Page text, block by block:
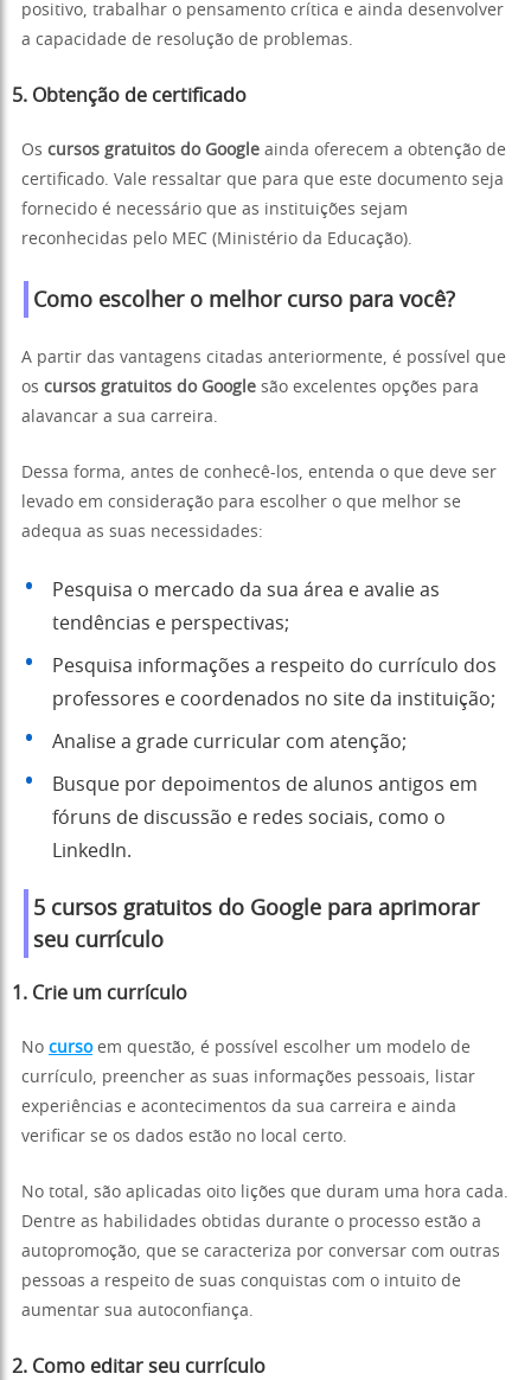
positivo, trabalhar o pensamento crítica e ainda desenvolver
a capacidade de resolução de problemas.
5. Obtenção de certificado
Os cursos gratuitos do Google ainda oferecem a obtenção de
certificado. Vale ressaltar que para que este documento seja
fornecido é necessário que as instituições sejam
reconhecidas pelo MEC (Ministério da Educação).
Como escolher o melhor curso para você?
A partir das vantagens citadas anteriormente, é possível que
os cursos gratuitos do Google são excelentes opções para
alavancar a sua carreira.
Dessa forma, antes de conhecê-los, entenda o que deve ser
levado em consideração para escolher o que melhor se
adequa as suas necessidades:
Pesquisa o mercado da sua área e avalie as
tendências e perspectivas;
Pesquisa informações a respeito do currículo dos
professores e coordenados no site da instituição;
Analise a grade curricular com atenção;
Busque por depoimentos de alunos antigos em
fóruns de discussão e redes sociais, como o
LinkedIn.
5 cursos gratuitos do Google para aprimorar
seu currículo
1. Crie um currículo
No cursoem questão, é possível escolher um modelo de
currículo, preencher as suas informações pessoais, listar
experiências e acontecimentos da sua carreira e ainda
verificar se os dados estão no local certo.
No total, são aplicadas oito lições que duram uma hora cada.
Dentre as habilidades obtidas durante o processo estão a
autopromoção, que se caracteriza por conversar com outras
pessoas a respeito de suas conquistas com o intuito de
aumentar sua autoconfiança.
2. Como editar seu currículo